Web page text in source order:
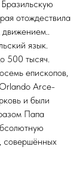
отождествила
движением..
язык.
500 тысяч.
епископов,
Arce-
и были
Папа
совершённых